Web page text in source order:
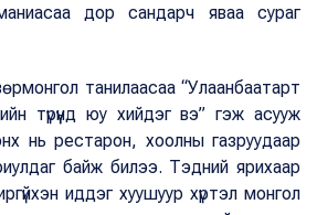
дор сандарч яваа сураг
танилаасаа “Улаанбаатарт
түрүүнд юу хийдэг вэ” гэж асууж
нь рестарон, хоолны газруудаар
байж билээ. Тэдний ярихаар
иддэг хуушуур хүртэл монгол